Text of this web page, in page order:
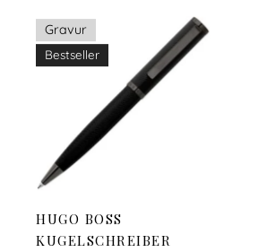
Gravur
Bestseller
HUGO BOSS
KUGELSCHREIBER